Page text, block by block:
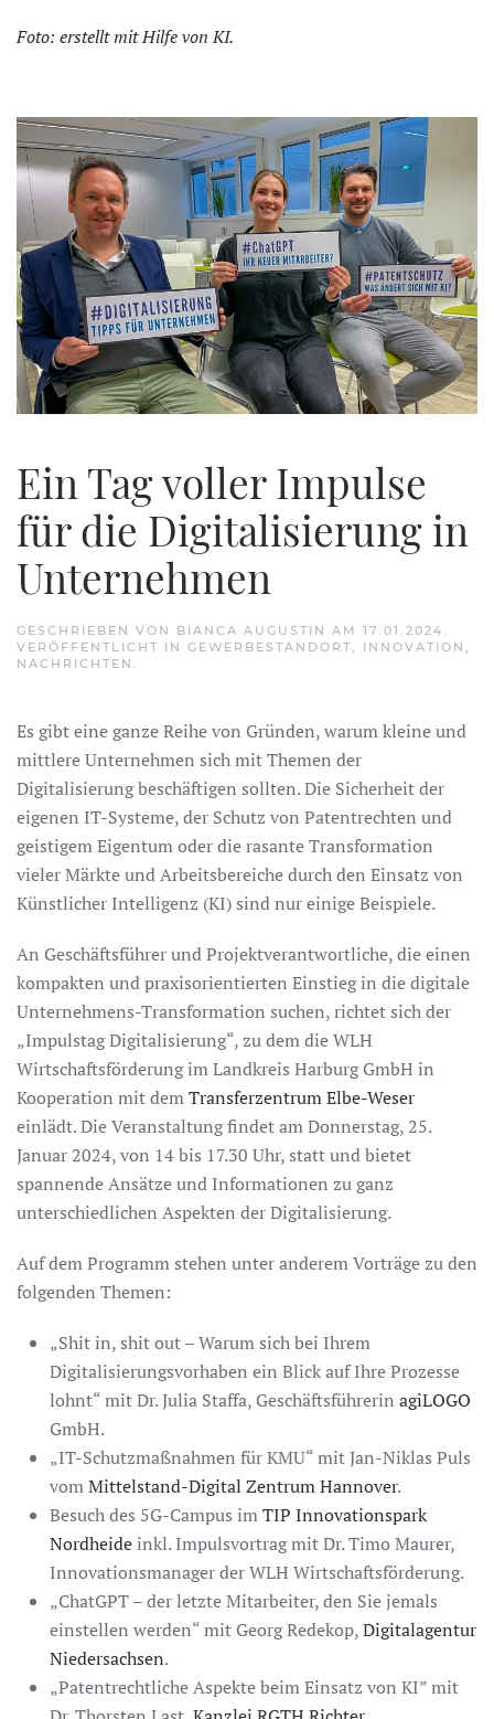
Foto: erstellt mit Hilfe von KI.
Ein Tag voller Impulse
für die Digitalisierung in
Unternehmen
GESCHRIEBEN VON BIANCA AUGUSTIN AM 17.01.2024
VERÖFFENTLICHT IN GEWERBESTANDORT INNOVATION
NACHRICHTEN
Es gibt eine ganze Reihe von Gründen, warum kleine und
mittlere Unternehmen sich mit Themen der
Digitalisierung beschäftigen sollten. Die Sicherheit der
eigenen IT-Systeme, der Schutz von Patentrechten und
geistigem Eigentum oder die rasante Transformation
vieler Märkte und Arbeitsbereiche durch den Einsatz von
Künstlicher Intelligenz (KI) sind nur einige Beispiele.
An Geschäftsführer und Projektverantwortliche, die einen
kompakten und praxisorientierten Einstieg in die digitale
Unternehmens-Transformation suchen, richtet sich der
„Impulstag Digitalisierung“, zu dem die WLH
Wirtschaftsförderung im Landkreis Harburg GmbH in
Kooperation mit demTransferzentrum Elbe-Weser
einlädt. Die Veranstaltung findet am Donnerstag, 25.
Januar 2024, von 14 bis 17.30 Uhr, statt und bietet
spannende Ansätze und Informationen zu ganz
unterschiedlichen Aspekten der Digitalisierung.
Auf dem Programm stehen unter anderem Vorträge zu den
folgenden Themen:
„Shit in, shit out – Warum sich bei Ihrem
Digitalisierungsvorhaben ein Blick auf Ihre Prozesse
lohnt“ mit Dr. Julia Staffa, Geschäftsführerin agiLOGO
GmbH.
„IT-Schutzmaßnahmen für KMU“ mit Jan-Niklas Puls
vomMittelstand-Digital Zentrum Hannover.
Besuch des 5G-Campus imTIP Innovationspark
Nordheideinkl. Impulsvortrag mit Dr. Timo Maurer,
Innovationsmanager der WLH Wirtschaftsförderung.
„ChatGPT – der letzte Mitarbeiter, den Sie jemals
einstellen werden“ mit Georg Redekop,Digitalagentur
Niedersachsen.
„Patentrechtliche Aspekte beim Einsatz von KI” mit